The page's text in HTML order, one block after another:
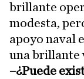
brillante
modesta,
apoyo naval
una brillante
–¿Puede